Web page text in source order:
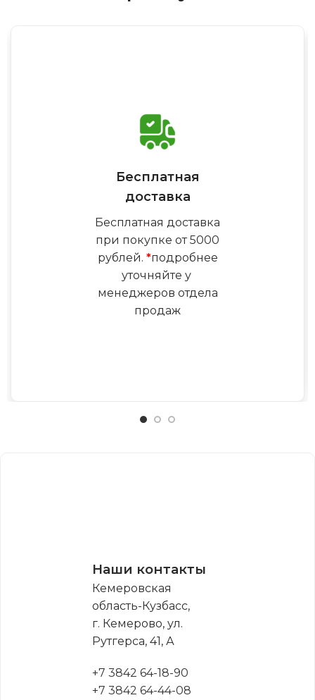
Бесплатная
доставка
Бесплатная доставка
при покупке от 5000
рублей. *подробнее
уточняйте у
менеджеров отдела
продаж
Наши контакты
Кемеровская
область-Кузбасс,
г. Кемерово, ул.
Рутгерса, 41, А
+7 3842 64-18-90
+7 3842 64-44-08